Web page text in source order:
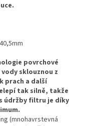
povrchové
sklouznou z
prach a další
tak silně, takže
údržby filtru je díky
(mnohavrstevná